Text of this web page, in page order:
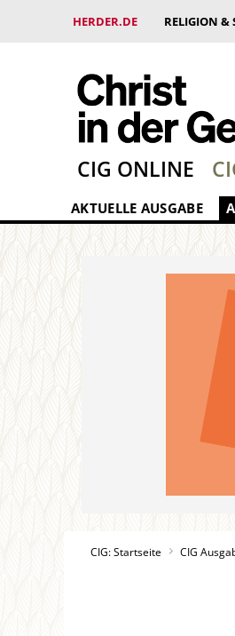
HERDER.DE RELIGION &
CIG ONLINE
AKTUELLE AUSGABE
CIG: Startseite CIG